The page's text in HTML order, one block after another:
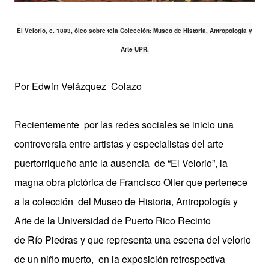
El Velorio, c. 1893, óleo sobre tela Colección: Museo de Historia, Antropología y
Arte UPR.
Por Edwin Velázquez Colazo
Recientemente por las redes sociales se inicio una
controversia entre artistas y especialistas del arte
puertorriqueño ante la ausencia de “El Velorio”, la
magna obra pictórica de Francisco Oller que pertenece
a la colección del Museo de Historia, Antropología y
Arte de la Universidad de Puerto Rico Recinto
de Río Piedras y que representa una escena del velorio
de un niño muerto, en la exposición retrospectiva